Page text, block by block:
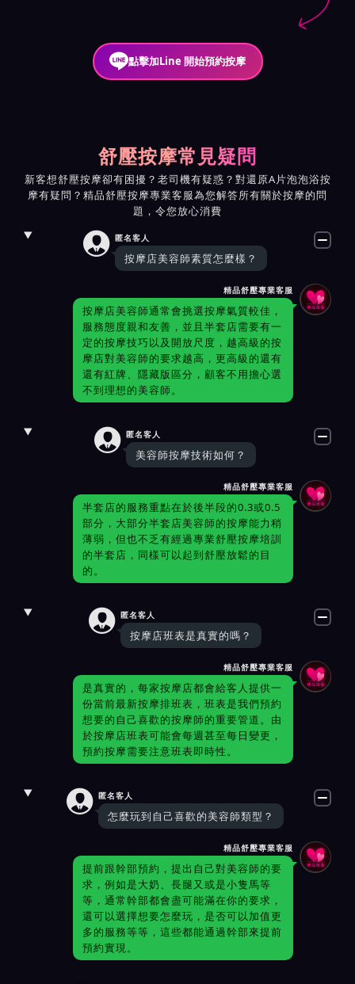
點擊加Line 開始預約按摩
舒壓按摩常見疑問
新客想舒壓按摩卻有困擾？老司機有疑惑？對還原A片泡泡浴按
摩有疑問？精品舒壓按摩專業客服為您解答所有關於按摩的問
題，令您放心消費
 匿名客人
按摩店美容師素質怎麼樣？
精品舒壓專業客服
按摩店美容師通常會挑選按摩氣質較佳，
服務態度親和友善，並且半套店需要有一
定的按摩技巧以及開放尺度，越高級的按
摩店對美容師的要求越高，更高級的還有
還有紅牌、隱藏版區分，顧客不用擔心選
不到理想的美容師。
 匿名客人
美容師按摩技術如何？
精品舒壓專業客服
半套店的服務重點在於後半段的0.3或0.5
部分，大部分半套店美容師的按摩能力稍
薄弱，但也不乏有經過專業舒壓按摩培訓
的半套店，同樣可以起到舒壓放鬆的目
的。
 匿名客人
按摩店班表是真實的嗎？
精品舒壓專業客服
是真實的，每家按摩店都會給客人提供一
份當前最新按摩排班表，班表是我們預約
想要的自己喜歡的按摩師的重要管道。由
於按摩店班表可能會每週甚至每日變更，
預約按摩需要注意班表即時性。
 匿名客人
怎麼玩到自己喜歡的美容師類型？
精品舒壓專業客服
提前跟幹部預約，提出自己對美容師的要
求，例如是大奶、長腿又或是小隻馬等
等，通常幹部都會盡可能滿在你的要求，
還可以選擇想要怎麼玩，是否可以加值更
多的服務等等，這些都能通過幹部來提前
預約實現。